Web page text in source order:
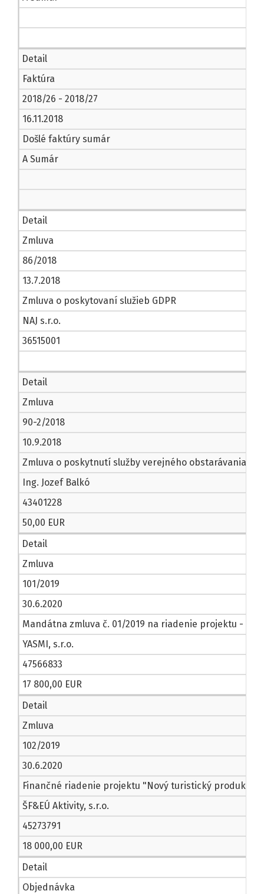
Detail
Faktúra
2018/26 - 2018/27
16.11.2018
Došlé faktúry sumár
A Sumár
Detail
Zmluva
86/2018
13.7.2018
Zmluva o poskytovaní služieb GDPR
NAJ s.r.o.
36515001
Detail
Zmluva
90-2/2018
10.9.2018
Zmluva o poskytnutí služby verejného obstarávania č.
Ing. Jozef Balkó
43401228
50,00 EUR
Detail
Zmluva
101/2019
30.6.2020
Mandátna zmluva č. 01/2019 na riadenie projektu -
YASMI, s.r.o.
47566833
17 800,00 EUR
Detail
Zmluva
102/2019
30.6.2020
Finančné riadenie projektu "Nový turistický produkt -
ŠF&EÚ Aktivity, s.r.o.
45273791
18 000,00 EUR
Detail
Objednávka